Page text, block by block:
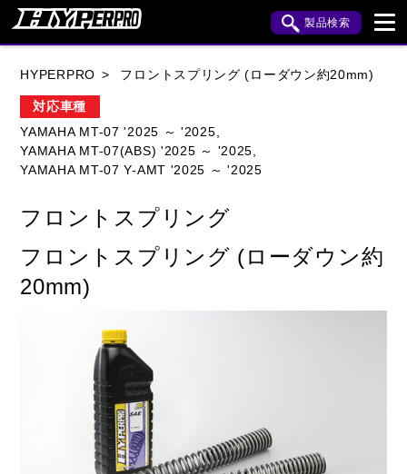
製品検索
HONDA YAMAHA SUZUKI
HARLEY DAVIDSON
MV AGUSTA
TRIUMPH
HYPERPRO フロントスプリング (ローダウン約20mm)
対応車種
YAMAHA MT-07 '2025 ～ '2025,
YAMAHA MT-07(ABS) '2025 ～ '2025,
YAMAHA MT-07 Y-AMT '2025 ～ '2025
フロントスプリング
フロントスプリング (ローダウン約
20mm)